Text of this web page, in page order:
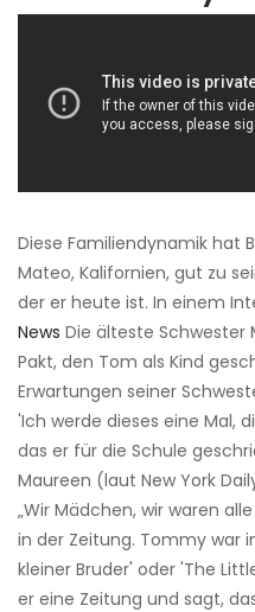
Diese Familiendynamik hat
Mateo, Kalifornien, gut zu
der er heute ist. In einem
News Die älteste Schwester
Pakt, den Tom als Kind
Erwartungen seiner
'Ich werde dieses eine Mal,
das er für die Schule
Maureen (laut New York
„Wir Mädchen, wir waren
in der Zeitung. Tommy war
kleiner Bruder' oder 'The
er eine Zeitung und sagt,